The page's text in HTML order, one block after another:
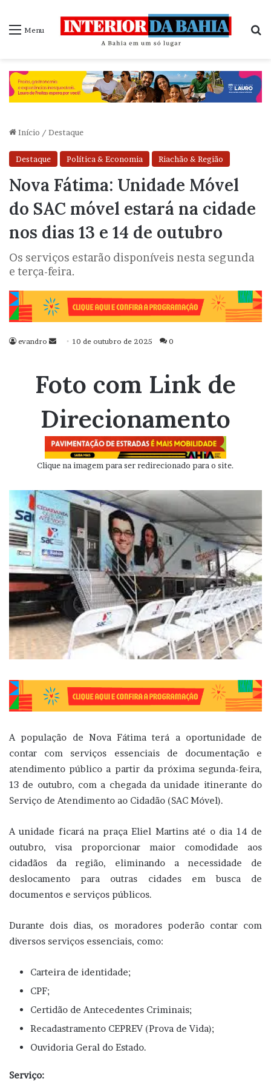
Menu
Início / Destaque
Destaque Política & Economia Riachão & Região
Nova Fátima: Unidade Móvel
do SAC móvel estará na cidade
nos dias 13 e 14 de outubro
Os serviços estarão disponíveis nesta segunda
e terça-feira.
evandro
Mande
mail
10 de outubro de 2025 0
Foto com Link de
Direcionamento
Clique na imagem para ser redirecionado para o site.
A população de Nova Fátima terá a oportunidade de
contar com serviços essenciais de documentação e
atendimento público a partir da próxima segunda-feira,
13 de outubro, com a chegada da unidade itinerante do
Serviço de Atendimento ao Cidadão (SAC Móvel).
A unidade ficará na praça Eliel Martins até o dia 14 de
outubro, visa proporcionar maior comodidade aos
cidadãos da região, eliminando a necessidade de
deslocamento para outras cidades em busca de
documentos e serviços públicos.
Durante dois dias, os moradores poderão contar com
diversos serviços essenciais, como:
Carteira de identidade;
CPF;
Certidão de Antecedentes Criminais;
Recadastramento CEPREV (Prova de Vida);
Ouvidoria Geral do Estado.
Serviço: